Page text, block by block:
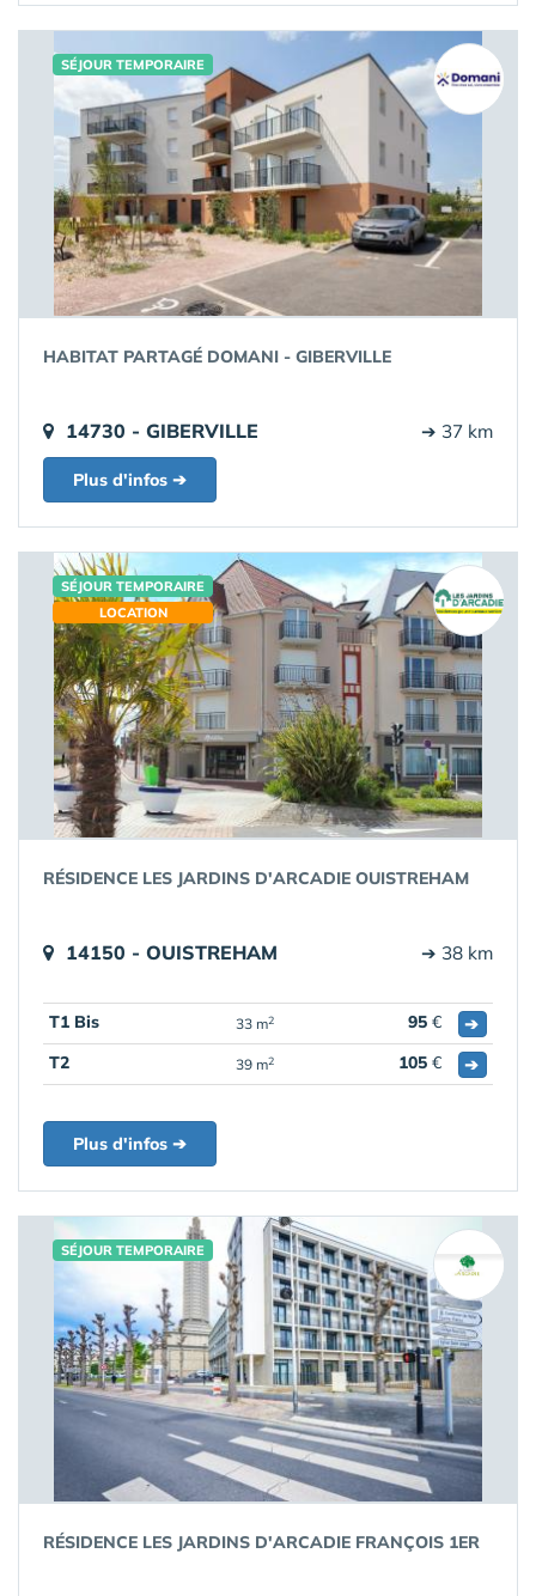
SÉJOUR TEMPORAIRE
HABITAT PARTAGÉ DOMANI - GIBERVILLE
14730 - GIBERVILLE ➔ 37 km
Plus d'infos ➔
SÉJOUR TEMPORAIRE
LOCATION
RÉSIDENCE LES JARDINS D'ARCADIE OUISTREHAM
14150 - OUISTREHAM ➔ 38 km
T1 Bis 33 m2 95 €
➔
T2
39 m2 105 € ➔
Plus d'infos ➔
SÉJOUR TEMPORAIRE
RÉSIDENCE LES JARDINS D'ARCADIE FRANÇOIS 1ER